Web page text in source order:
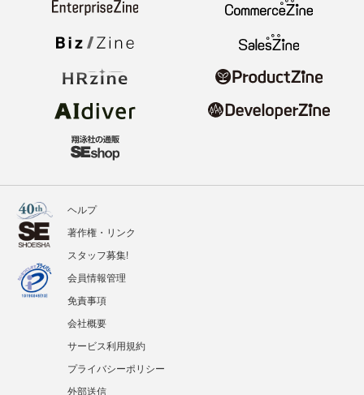
ヘルプ
著作権・リンク
スタッフ募集!
会員情報管理
免責事項
会社概要
サービス利用規約
プライバシーポリシー
外部送信